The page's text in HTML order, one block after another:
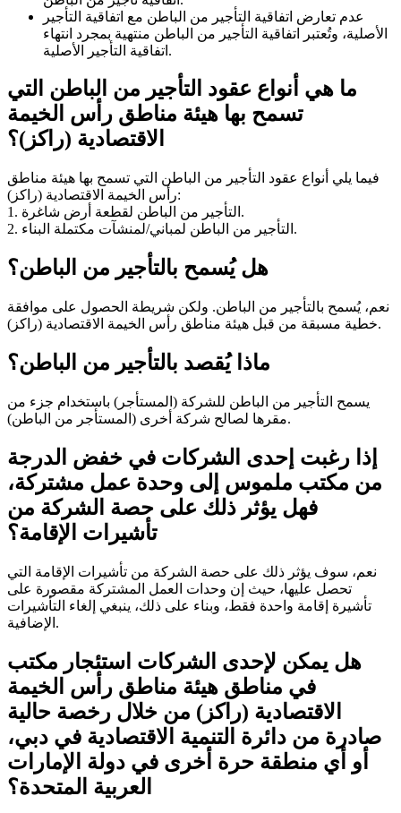
عدم تعارض اتفاقية التأجير من الباطن مع اتفاقية التأجير
الأصلية، وتُعتبر اتفاقية التأجير من الباطن منتهية بمجرد انتهاء
اتفاقية التأجير الأصلية.
ما هي أنواع عقود التأجير من الباطن التي
تسمح بها هيئة مناطق رأس الخيمة
الاقتصادية (راكز)؟
فيما يلي أنواع عقود التأجير من الباطن التي تسمح بها هيئة مناطق
رأس الخيمة الاقتصادية (راكز):
1. التأجير من الباطن لقطعة أرض شاغرة.
2. التأجير من الباطن لمباني/لمنشآت مكتملة البناء.
هل يُسمح بالتأجير من الباطن؟
نعم، يُسمح بالتأجير من الباطن. ولكن شريطة الحصول على موافقة
خطية مسبقة من قبل هيئة مناطق رأس الخيمة الاقتصادية (راكز).
ماذا يُقصد بالتأجير من الباطن؟
يسمح التأجير من الباطن للشركة (المستأجر) باستخدام جزء من
مقرها لصالح شركة أخرى (المستأجر من الباطن).
إذا رغبت إحدى الشركات في خفض الدرجة
من مكتب ملموس إلى وحدة عمل مشتركة،
فهل يؤثر ذلك على حصة الشركة من
تأشيرات الإقامة؟
نعم، سوف يؤثر ذلك على حصة الشركة من تأشيرات الإقامة التي
تحصل عليها، حيث إن وحدات العمل المشتركة مقصورة على
تأشيرة إقامة واحدة فقط، وبناء على ذلك، ينبغي إلغاء التأشيرات
الإضافية.
هل يمكن لإحدى الشركات استئجار مكتب
في مناطق هيئة مناطق رأس الخيمة
الاقتصادية (راكز) من خلال رخصة حالية
صادرة من دائرة التنمية الاقتصادية في دبي،
أو أي منطقة حرة أخرى في دولة الإمارات
العربية المتحدة؟